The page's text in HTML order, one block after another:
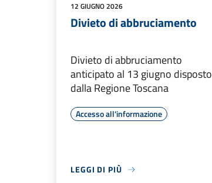
12 GIUGNO 2026
Divieto di abbruciamento
Divieto di abbruciamento
anticipato al 13 giugno disposto
dalla Regione Toscana
Accesso all'informazione
LEGGI DI PIÙ